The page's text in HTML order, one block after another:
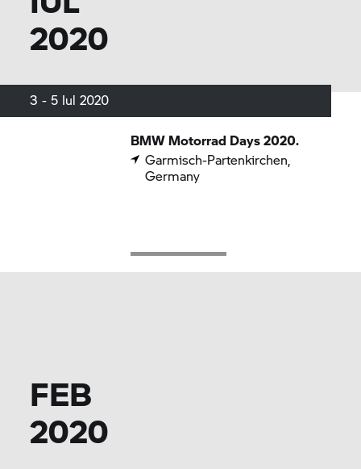
2020
3 - 5 Iul 2020
BMW Motorrad Days 2020.
Garmisch-Partenkirchen,
Germany
FEB
2020